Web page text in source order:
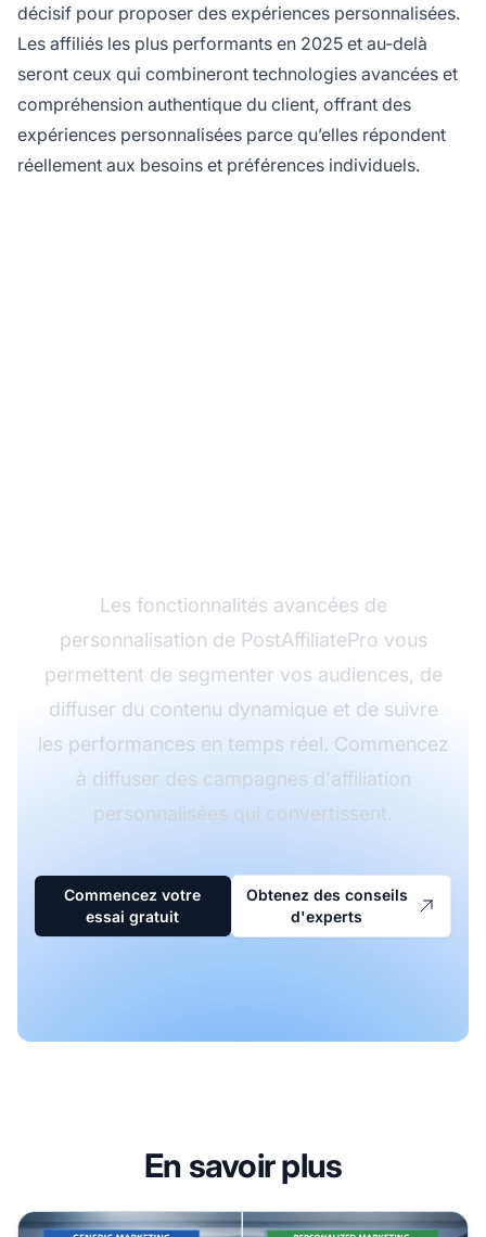
décisif pour proposer des expériences personnalisées.
Les affiliés les plus performants en 2025 et au-delà
seront ceux qui combineront technologies avancées et
compréhension authentique du client, offrant des
expériences personnalisées parce qu’elles répondent
réellement aux besoins et préférences individuels.
Les fonctionnalités avancées de
personnalisation de PostAffiliatePro vous
permettent de segmenter vos audiences, de
diffuser du contenu dynamique et de suivre
les performances en temps réel. Commencez
à diffuser des campagnes d'affiliation
personnalisées qui convertissent.
Commencez votre
essai gratuit
Obtenez des conseils
d'experts
En savoir plus
Personnalisation du contenu en marketing affiliation